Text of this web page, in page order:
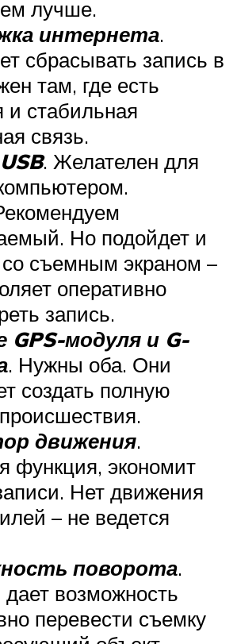
лучше.
интернета.
сбрасывать запись в
там, где есть
стабильная
связь.
. Желателен для
Но подойдет и
съемным экраном –
оперативно
запись.
GPS-модуля и G-
. Нужны оба. Они
создать полную
движения.
функция, экономит
Нет движения
– не ведется
поворота.
возможность
перевести съемку